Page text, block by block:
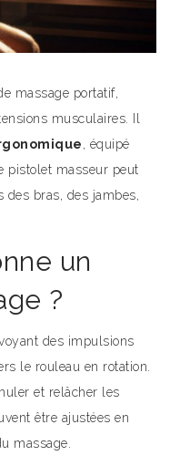
massage portatif,
musculaires. Il
, équipé
pistolet masseur peut
bras, des jambes,
un
?
des impulsions
le rouleau en rotation.
et relâcher les
être ajustées en
massage.